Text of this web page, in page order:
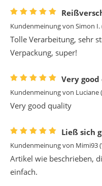
Kundenmeinung von Simon I.
Tolle Verarbeitung, sehr
Verpackung, super!
Very
Kundenmeinung von Luciane
Very good quality
Ließ sich
Kundenmeinung von Mimi93
Artikel wie beschrieben,
einfach.